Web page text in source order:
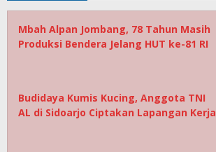
Mbah Alpan Jombang, 78 Tahun Masih
Produksi Bendera Jelang HUT ke-81 RI
Budidaya Kumis Kucing, Anggota TNI
AL di Sidoarjo Ciptakan Lapangan Kerja